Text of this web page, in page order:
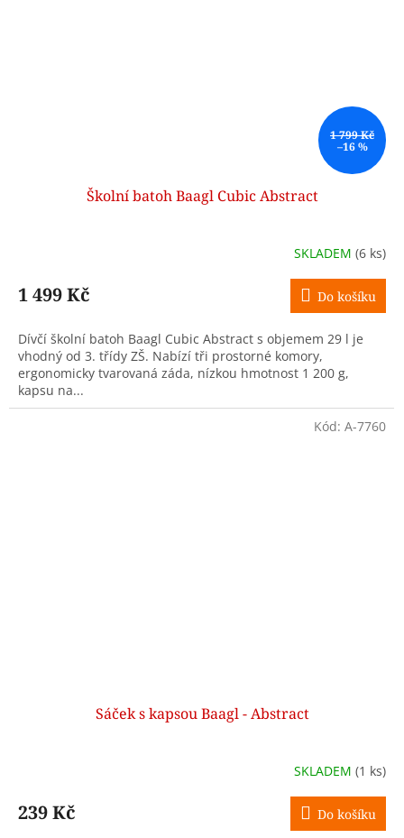
1 799 Kč
–16 %
Školní batoh Baagl Cubic Abstract
SKLADEM (6 ks)
1 499 Kč Do košíku
Dívčí školní batoh Baagl Cubic Abstract s objemem 29 l je
vhodný od 3. třídy ZŠ. Nabízí tři prostorné komory,
ergonomicky tvarovaná záda, nízkou hmotnost 1 200 g,
kapsu na...
Sáček s kapsou Baagl - Abstract
SKLADEM (1 ks)
239 Kč Do košíku
Kód: A-7760